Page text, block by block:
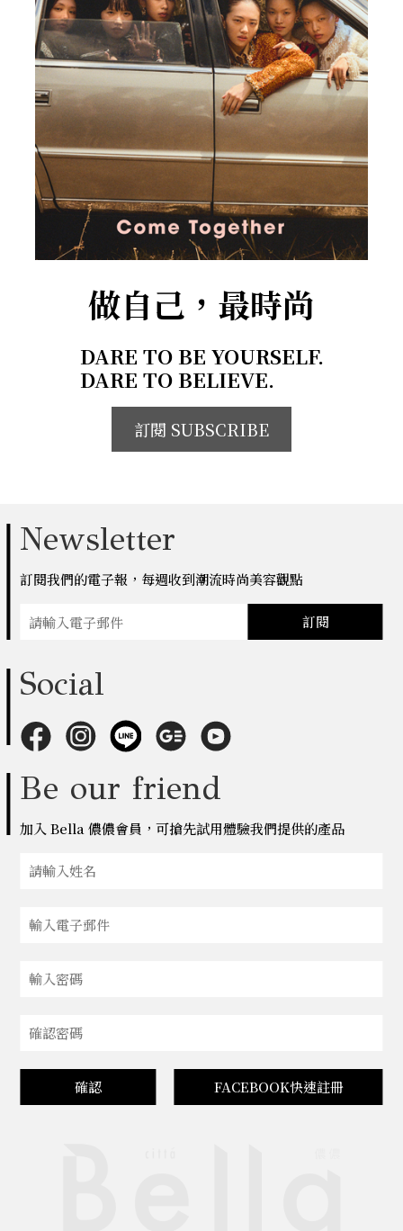
做自己，最時尚
DARE TO BE YOURSELF.
DARE TO BELIEVE.
訂閱 SUBSCRIBE
Newsletter
訂閱我們的電子報，每週收到潮流時尚美容觀點
訂閱
Social
Be our friend
加入 Bella 儂儂會員，可搶先試用體驗我們提供的產品
確認 FACEBOOK快速註冊